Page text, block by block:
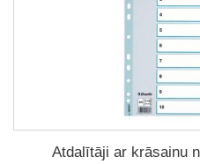
Atdalītāji ar krāsainu